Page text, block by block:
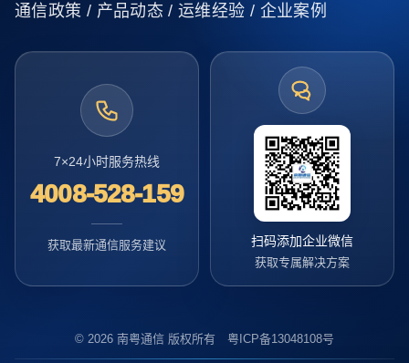
通信政策 / 产品动态 / 运维经验 / 企业案例
7×24小时服务热线
4008-528-159
获取最新通信服务建议 扫码添加企业微信
获取专属解决方案
© 2026 南粤通信 版权所有 粤ICP备13048108号